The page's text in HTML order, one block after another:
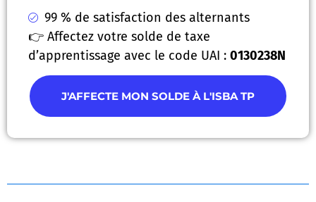
99 % de satisfaction des alternants
👉 Affectez votre solde de taxe
d’apprentissage avec le code UAI : 0130238N
J'AFFECTE MON SOLDE À L'ISBA TP